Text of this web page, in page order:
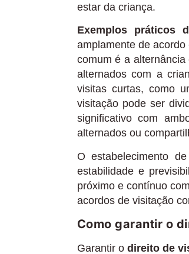
estar da criança.
Exemplos práticos
amplamente de
comum é a
alternados com a
visitas curtas, como
visitação pode ser
significativo com
alternados ou
O estabelecimento
estabilidade e
próximo e contínuo
acordos de visitação
Como garantir o
Garantir o direito de